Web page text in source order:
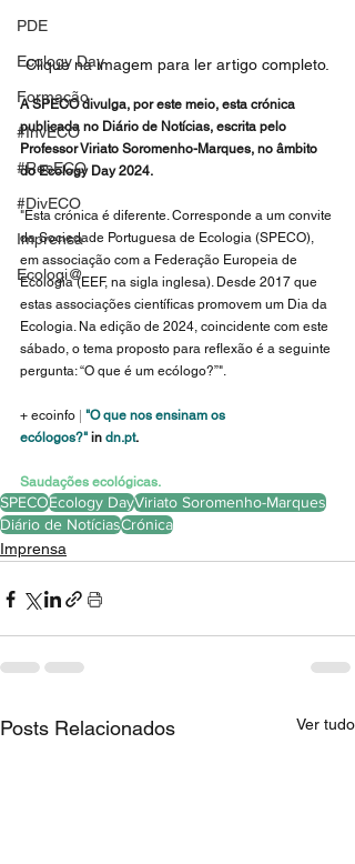
PDE
Ecology Day
Formação
#InvECO
#ResECO
#DivECO
Imprensa
Ecologi@
Clique na imagem para ler artigo completo.
A SPECO divulga, por este meio, esta crónica
publicada no Diário de Notícias, escrita pelo
Professor Viriato Soromenho-Marques, no âmbito
do Ecology Day 2024.
"Esta crónica é diferente. Corresponde a um convite
da Sociedade Portuguesa de Ecologia (SPECO),
em associação com a Federação Europeia de
Ecologia (EEF, na sigla inglesa). Desde 2017 que
estas associações científicas promovem um Dia da
Ecologia. Na edição de 2024, coincidente com este
sábado, o tema proposto para reflexão é a seguinte
pergunta: “O que é um ecólogo?”".
+ ecoinfo
"O que nos ensinam os
ecólogos?" in dn.pt.
Saudações ecológicas.
SPECOEcology DayViriato Soromenho-Marques
Diário de NotíciasCrónica
Imprensa
Posts Relacionados Ver tudo